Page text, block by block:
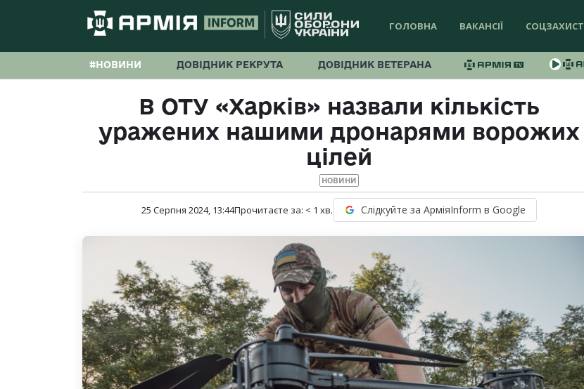
ГОЛОВНА ВАКАНСІЇ СОЦЗАХИСТ
#НОВИНИ ДОВІДНИК РЕКРУТА ДОВІДНИК ВЕТЕРАНА
В ОТУ «Харків» назвали кількість
уражених нашими дронарями ворожих
цілей
НОВИНИ
25 Серпня 2024, 13:44Прочитаєте за: < 1 хв. Слідкуйте за АрміяInform в Google